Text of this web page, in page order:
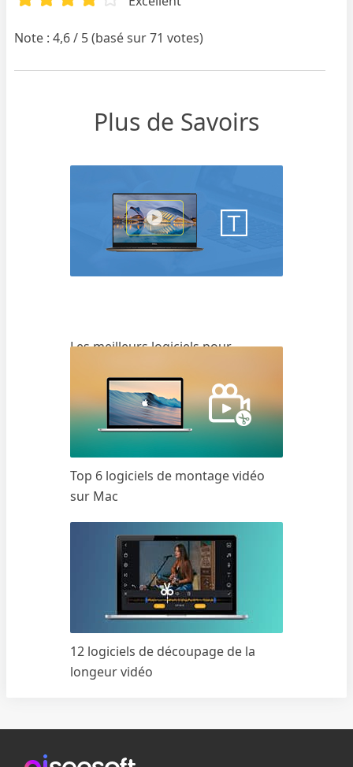
Note : 4,6 / 5 (basé sur 71 votes)
Plus de Savoirs
Les meilleurs logiciels pour
Top 6 logiciels de montage vidéo
sur Mac
12 logiciels de découpage de la
longeur vidéo